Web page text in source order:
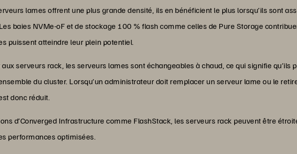
lames offrent une plus grande densité, ils en bénéficient le plus lorsqu’ils sont
baies NVMe-oF et de stockage 100 % flash comme celles de Pure Storage
puissent atteindre leur plein potentiel.
serveurs rack, les serveurs lames sont échangeables à chaud, ce qui signifie
du cluster. Lorsqu’un administrateur doit remplacer un serveur lame ou le
donc réduit.
d’Converged Infrastructure comme FlashStack, les serveurs rack peuvent être
performances optimisées.